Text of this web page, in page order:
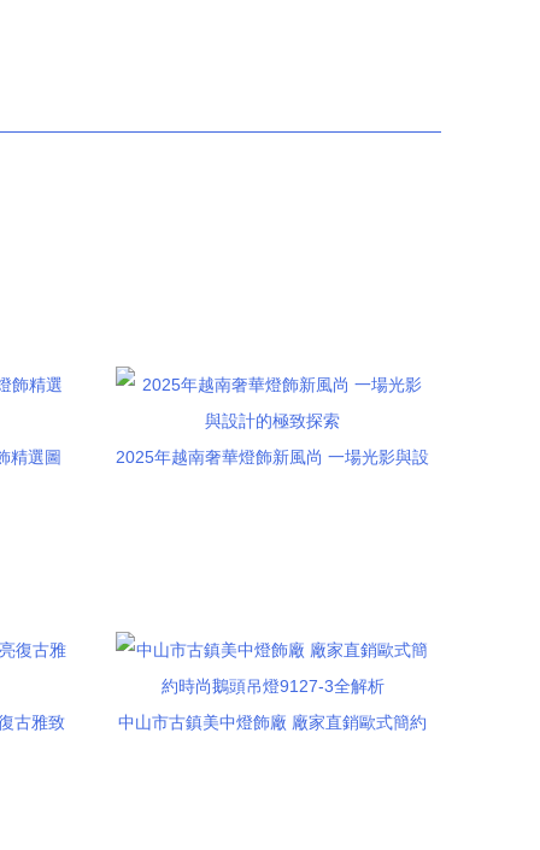
精選圖
2025年越南奢華燈飾新風尚 一場光影與設
古雅致
中山市古鎮美中燈飾廠 廠家直銷歐式簡約